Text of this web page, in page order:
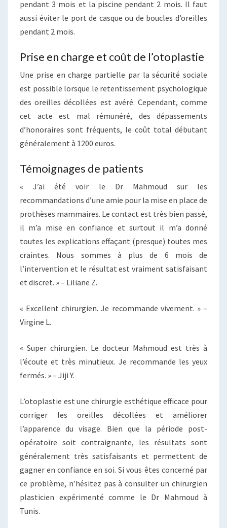
pendant 3 mois et la piscine pendant 2 mois. Il faut
aussi éviter le port de casque ou de boucles d’oreilles
pendant 2 mois.
Prise en charge et coût de l’otoplastie
Une prise en charge partielle par la sécurité sociale
est possible lorsque le retentissement psychologique
des oreilles décollées est avéré. Cependant, comme
cet acte est mal rémunéré, des dépassements
d’honoraires sont fréquents, le coût total débutant
généralement à 1200 euros.
Témoignages de patients
« J’ai été voir le Dr Mahmoud sur les
recommandations d’une amie pour la mise en place de
prothèses mammaires. Le contact est très bien passé,
il m’a mise en confiance et surtout il m’a donné
toutes les explications effaçant (presque) toutes mes
craintes. Nous sommes à plus de 6 mois de
l’intervention et le résultat est vraiment satisfaisant
et discret. » – Liliane Z.
« Excellent chirurgien. Je recommande vivement. » –
Virgine L.
« Super chirurgien. Le docteur Mahmoud est très à
l’écoute et très minutieux. Je recommande les yeux
fermés. » – Jiji Y.
L’otoplastie est une chirurgie esthétique efficace pour
corriger les oreilles décollées et améliorer
l’apparence du visage. Bien que la période post-
opératoire soit contraignante, les résultats sont
généralement très satisfaisants et permettent de
gagner en confiance en soi. Si vous êtes concerné par
ce problème, n’hésitez pas à consulter un chirurgien
plasticien expérimenté comme le Dr Mahmoud à
Tunis.